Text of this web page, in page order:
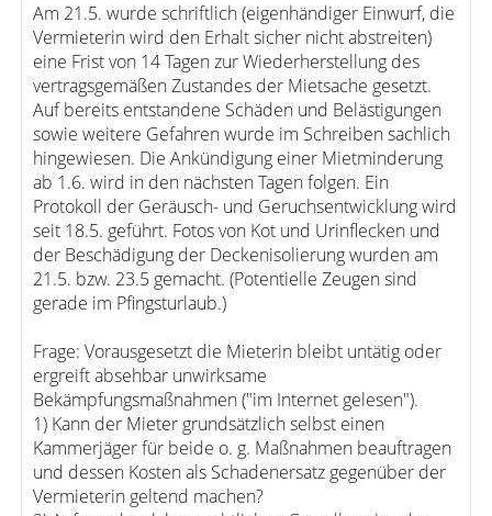
Am 21.5. wurde schriftlich (eigenhändiger Einwurf, die
Vermieterin wird den Erhalt sicher nicht abstreiten)
eine Frist von 14 Tagen zur Wiederherstellung des
vertragsgemäßen Zustandes der Mietsache gesetzt.
Auf bereits entstandene Schäden und Belästigungen
sowie weitere Gefahren wurde im Schreiben sachlich
hingewiesen. Die Ankündigung einer Mietminderung
ab 1.6. wird in den nächsten Tagen folgen. Ein
Protokoll der Geräusch- und Geruchsentwicklung wird
seit 18.5. geführt. Fotos von Kot und Urinflecken und
der Beschädigung der Deckenisolierung wurden am
21.5. bzw. 23.5 gemacht. (Potentielle Zeugen sind
gerade im Pfingsturlaub.)
Frage: Vorausgesetzt die Mieterin bleibt untätig oder
ergreift absehbar unwirksame
Bekämpfungsmaßnahmen ("im Internet gelesen").
1) Kann der Mieter grundsätzlich selbst einen
Kammerjäger für beide o. g. Maßnahmen beauftragen
und dessen Kosten als Schadenersatz gegenüber der
Vermieterin geltend machen?